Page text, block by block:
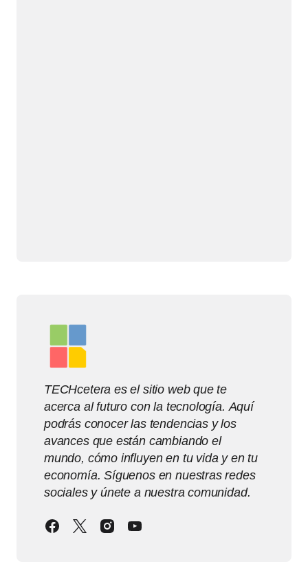
TECHcetera es el sitio web que te
acerca al futuro con la tecnología. Aquí
podrás conocer las tendencias y los
avances que están cambiando el
mundo, cómo influyen en tu vida y en tu
economía. Síguenos en nuestras redes
sociales y únete a nuestra comunidad.